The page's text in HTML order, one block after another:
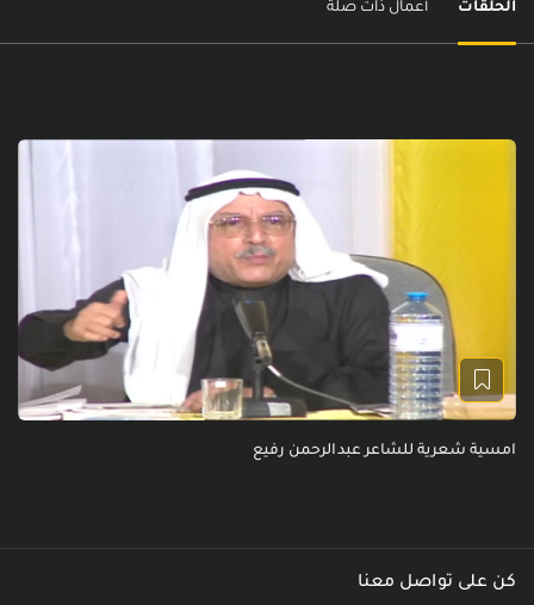
الحلقات أعمال ذات صلة
امسية شعرية للشاعر عبدالرحمن رفيع
كن على تواصل معنا